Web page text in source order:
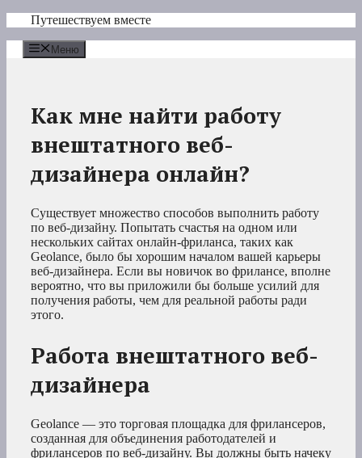
Перейти
содержимому
Путешествуем вместе
Меню
Как мне найти работу
внештатного веб-
дизайнера онлайн?
Существует множество способов выполнить работу
по веб-дизайну. Попытать счастья на одном или
нескольких сайтах онлайн-фриланса, таких как
Geolance, было бы хорошим началом вашей карьеры
веб-дизайнера. Если вы новичок во фрилансе, вполне
вероятно, что вы приложили бы больше усилий для
получения работы, чем для реальной работы ради
этого.
Работа внештатного веб-
дизайнера
Geolance — это торговая площадка для фрилансеров,
созданная для объединения работодателей и
фрилансеров по веб-дизайну. Вы должны быть начеку